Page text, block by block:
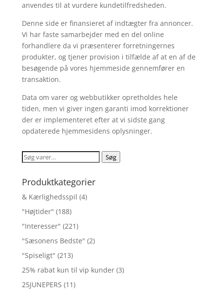
anvendes til at vurdere kundetilfredsheden.
Denne side er finansieret af indtægter fra annoncer.
Vi har faste samarbejder med en del online
forhandlere da vi præsenterer forretningernes
produkter, og tjener provision i tilfælde af at en af de
besøgende på vores hjemmeside gennemfører en
transaktion.
Data om varer og webbutikker opretholdes hele
tiden, men vi giver ingen garanti imod korrektioner
der er implementeret efter at vi sidste gang
opdaterede hjemmesidens oplysninger.
Søg
Søg
Produktkategorier
& Kærlighedsspil (4)
"Højtider" (188)
"Interesser" (221)
"Sæsonens Bedste" (2)
"Spiseligt" (213)
25% rabat kun til vip kunder (3)
25JUNEPERS (11)